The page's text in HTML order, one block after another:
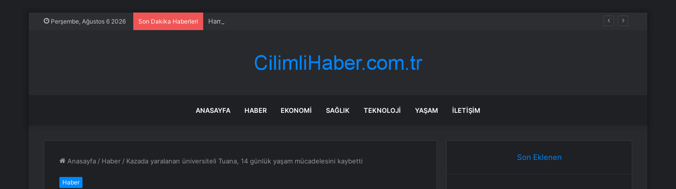
Perşembe, Ağustos 6 2026 Son Dakika Haberleri Ham Petrol WTI Vadeli İşlemleri neden düşüyor?
ANASAYFA HABER EKONOMI SAĞLIK TEKNOLOJI YAŞAM İLETIŞIM
Anasayfa / Haber / Kazada yaralanan üniversiteli Tuana, 14 günlük yaşam mücadelesini kaybetti
Haber
Son Eklenen